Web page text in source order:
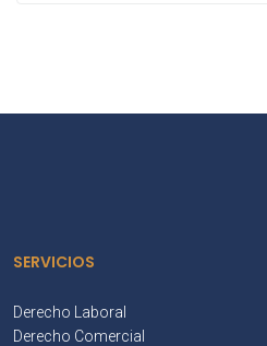
SERVICIOS
Derecho Laboral
Derecho Comercial